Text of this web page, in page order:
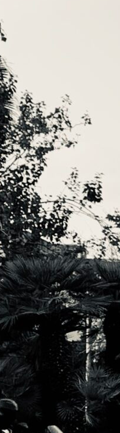
Trottinettes :
paracetamol
?
Lime, Bird, Jump…
parle d’elles. Ces
trottinettes…